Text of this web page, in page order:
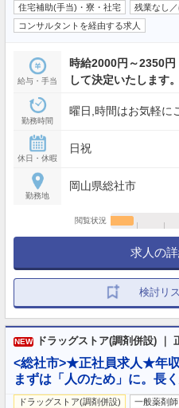
住宅補助(手当)・寮・社宅
残業なし
コンサルタントを経由する求人
給与・手当
時給2000円～2350
して決定いたします
勤務時間
曜日,時間はお気軽に
休日・休暇
日祝
勤務地
岡山県総社市
閲覧状況
求人の
検討リ
NEW ドラッグストア(調剤併設) ｜
<総社市>★正社員求人★年収
まずは「人のため」に。長
ドラッグストア(調剤併設) 一般薬剤師